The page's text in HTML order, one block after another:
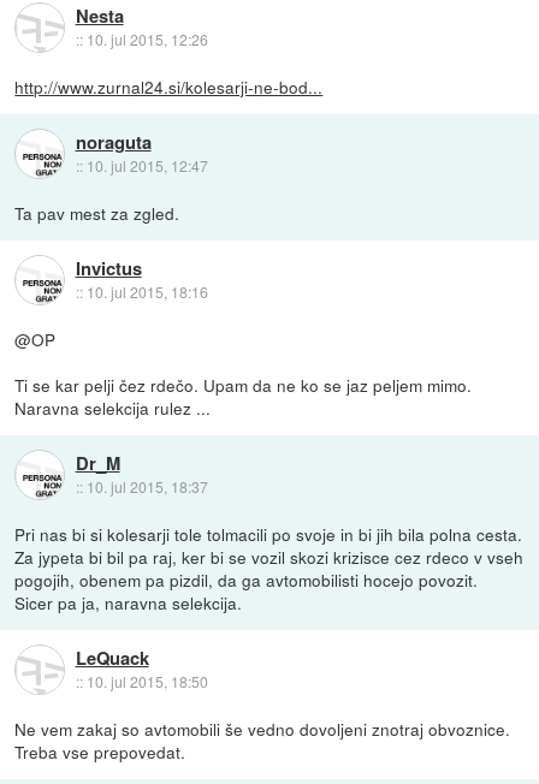
Nesta
:: 10. jul 2015, 12:26
http://www.zurnal24.si/kolesarji-ne-bod...
noraguta
:: 10. jul 2015, 12:47
Ta pav mest za zgled.
Invictus
:: 10. jul 2015, 18:16
@OP
Ti se kar pelji čez rdečo. Upam da ne ko se jaz peljem mimo.
Naravna selekcija rulez ...
Dr_M
:: 10. jul 2015, 18:37
Pri nas bi si kolesarji tole tolmacili po svoje in bi jih bila polna cesta.
Za jypeta bi bil pa raj, ker bi se vozil skozi krizisce cez rdeco v vseh
pogojih, obenem pa pizdil, da ga avtomobilisti hocejo povozit.
Sicer pa ja, naravna selekcija.
LeQuack
:: 10. jul 2015, 18:50
Ne vem zakaj so avtomobili še vedno dovoljeni znotraj obvoznice.
Treba vse prepovedat.